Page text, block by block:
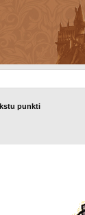
punkti